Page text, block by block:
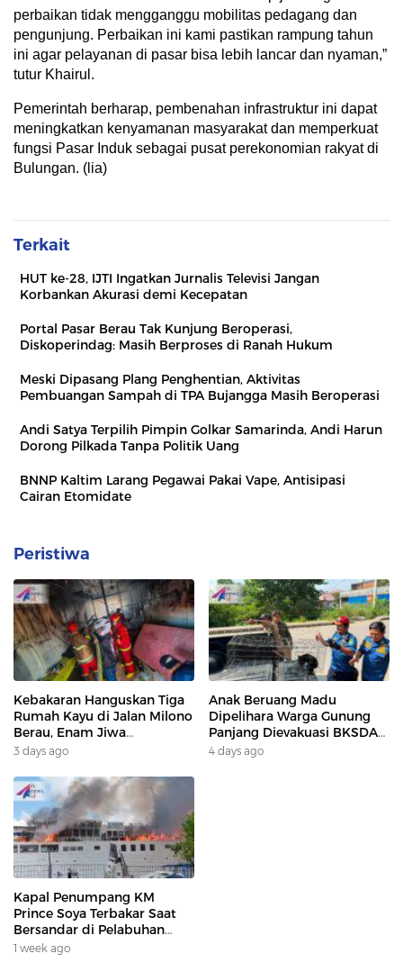
perbaikan tidak mengganggu mobilitas pedagang dan
pengunjung. Perbaikan ini kami pastikan rampung tahun
ini agar pelayanan di pasar bisa lebih lancar dan nyaman,”
tutur Khairul.
Pemerintah berharap, pembenahan infrastruktur ini dapat
meningkatkan kenyamanan masyarakat dan memperkuat
fungsi Pasar Induk sebagai pusat perekonomian rakyat di
Bulungan. (lia)
Terkait
HUT ke-28, IJTI Ingatkan Jurnalis Televisi Jangan
Korbankan Akurasi demi Kecepatan
Portal Pasar Berau Tak Kunjung Beroperasi,
Diskoperindag: Masih Berproses di Ranah Hukum
Meski Dipasang Plang Penghentian, Aktivitas
Pembuangan Sampah di TPA Bujangga Masih Beroperasi
Andi Satya Terpilih Pimpin Golkar Samarinda, Andi Harun
Dorong Pilkada Tanpa Politik Uang
BNNP Kaltim Larang Pegawai Pakai Vape, Antisipasi
Cairan Etomidate
Peristiwa
Kebakaran Hanguskan Tiga
Rumah Kayu di Jalan Milono
Berau, Enam Jiwa
Terdampak
3 days ago
Anak Beruang Madu
Dipelihara Warga Gunung
Panjang Dievakuasi BKSDA
Dan DAMKAR
4 days ago
Kapal Penumpang KM
Prince Soya Terbakar Saat
Bersandar di Pelabuhan
Samarinda, Keberangkatan
1 week ago